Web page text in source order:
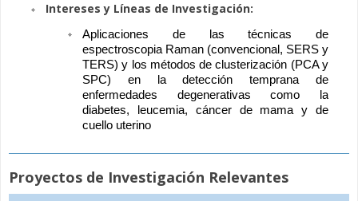
Intereses y Líneas de Investigación:
Aplicaciones de las técnicas de
espectroscopia Raman (convencional, SERS y
TERS) y los métodos de clusterización (PCA y
SPC) en la detección temprana de
enfermedades degenerativas como la
diabetes, leucemia, cáncer de mama y de
cuello uterino
Proyectos de Investigación Relevantes